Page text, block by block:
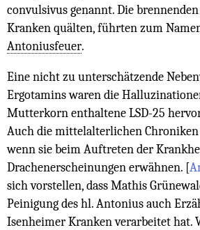
convulsivus genannt. Die
Kranken quälten, führten zum
Antoniusfeuer.
Eine nicht zu unterschätzende
Ergotamins waren die
Mutterkorn enthaltene LSD-25
Auch die mittelalterlichen Chroniken
wenn sie beim Auftreten der
Drachenerscheinungen erwähnen. [
sich vorstellen, dass Mathis
Peinigung des hl. Antonius auch
Isenheimer Kranken verarbeitet hat.